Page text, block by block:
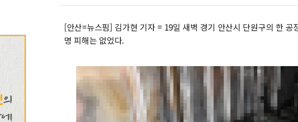
트럼프, 쿡
유럽증시,
[안산=뉴스핌] 김가현 기자 = 19일 새벽 경기 안산시 단원구의 한 공
명 피해는 없었다.